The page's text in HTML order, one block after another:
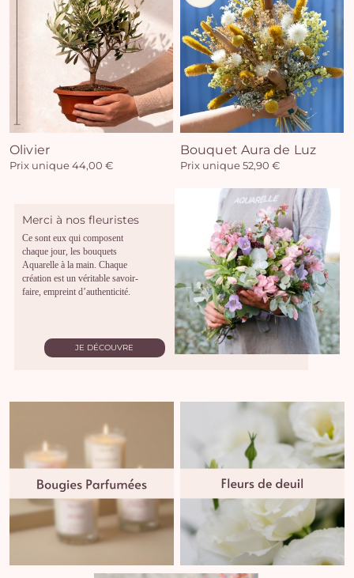
Olivier
Prix unique 44,00 €
Bouquet Aura de Luz
Prix unique 52,90 €
Merci à nos fleuristes
Ce sont eux qui composent
chaque jour, les bouquets
Aquarelle à la main. Chaque
création est un véritable savoir-
faire, empreint d’authenticité.
JE DÉCOUVRE